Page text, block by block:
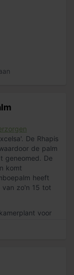
De Rhapis
de palm
geneomed. De
komt
heeft
van zo'n 15 tot
voor
zoals